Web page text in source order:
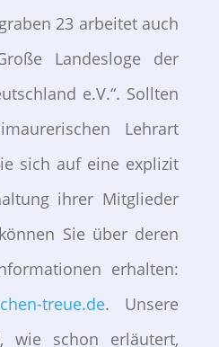
23 arbeitet auch
Landesloge der
e.V.“. Sollten
Lehrart
sich auf eine explizit
ihrer Mitglieder
Sie über deren
erhalten:
treue.de. Unsere
wie schon erläutert,